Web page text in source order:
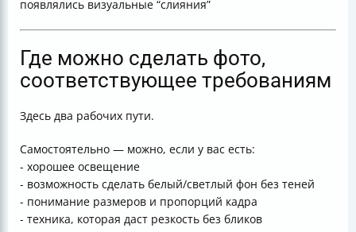
появлялись визуальные “слияния”
Где можно сделать фото,
соответствующее требованиям
Здесь два рабочих пути.
Самостоятельно — можно, если у вас есть:
- хорошее освещение
- возможность сделать белый/светлый фон без теней
- понимание размеров и пропорций кадра
- техника, которая даст резкость без бликов